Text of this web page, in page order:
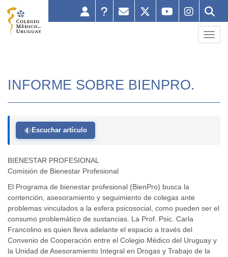
INFORME SOBRE BIENPRO.
Escuchar artículo
BIENESTAR PROFESIONAL
Comisión de Bienestar Profesional
El Programa de bienestar profesional (BienPro) busca la
contención, asesoramiento y seguimiento de colegas ante
problemas vinculados a la esfera psicosocial, como pueden ser el
consumo problemático de sustancias. La Prof. Psic. Carla
Francolino es quien lleva adelante el espacio a través del
Convenio de Cooperación entre el Colegio Médico del Uruguay y
la Unidad de Asesoramiento Integral en Drogas y Trabajo de la